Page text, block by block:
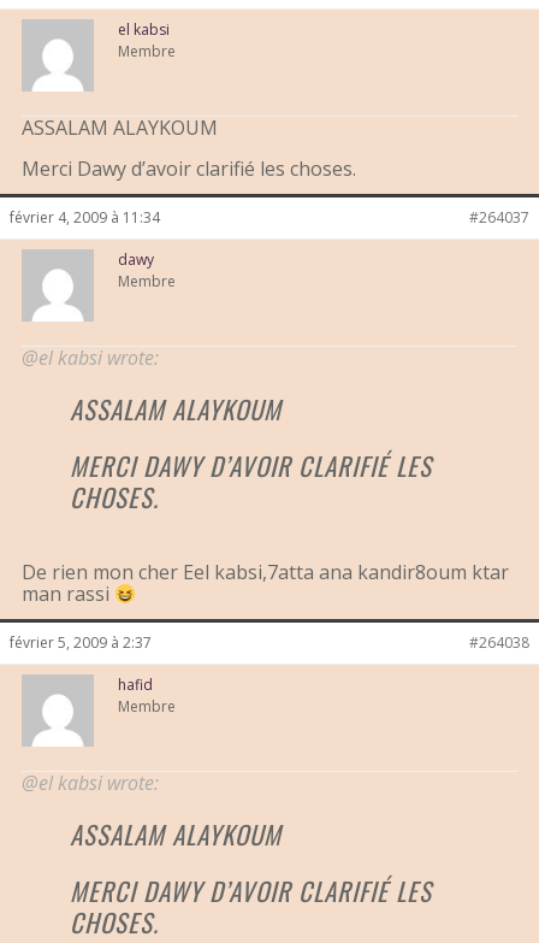
el kabsi
Membre
ASSALAM ALAYKOUM
Merci Dawy d’avoir clarifié les choses.
février 4, 2009 à 11:34 #264037
dawy
Membre
@el kabsi wrote:
ASSALAM ALAYKOUM
MERCI DAWY D’AVOIR CLARIFIÉ LES
CHOSES.
De rien mon cher Eel kabsi,7atta ana kandir8oum ktar
man rassi
février 5, 2009 à 2:37 #264038
hafid
Membre
@el kabsi wrote:
ASSALAM ALAYKOUM
MERCI DAWY D’AVOIR CLARIFIÉ LES
CHOSES.